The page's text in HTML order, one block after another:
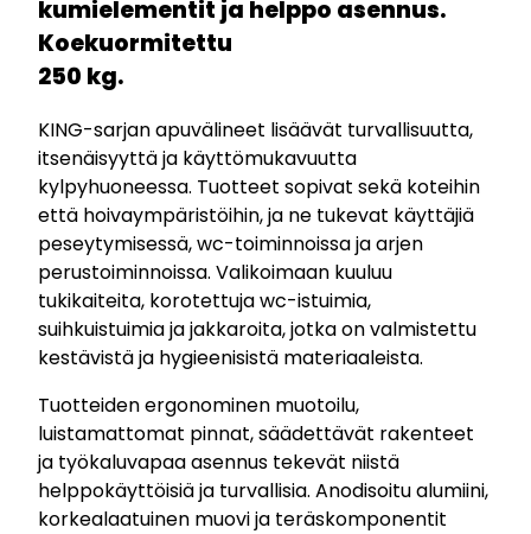
kumielementit ja helppo asennus.
Koekuormitettu
250 kg.
KING-sarjan apuvälineet lisäävät turvallisuutta,
itsenäisyyttä ja käyttömukavuutta
kylpyhuoneessa. Tuotteet sopivat sekä koteihin
että hoivaympäristöihin, ja ne tukevat käyttäjiä
peseytymisessä, wc-toiminnoissa ja arjen
perustoiminnoissa. Valikoimaan kuuluu
tukikaiteita, korotettuja wc-istuimia,
suihkuistuimia ja jakkaroita, jotka on valmistettu
kestävistä ja hygieenisistä materiaaleista.
Tuotteiden ergonominen muotoilu,
luistamattomat pinnat, säädettävät rakenteet
ja työkaluvapaa asennus tekevät niistä
helppokäyttöisiä ja turvallisia. Anodisoitu alumiini,
korkealaatuinen muovi ja teräskomponentit